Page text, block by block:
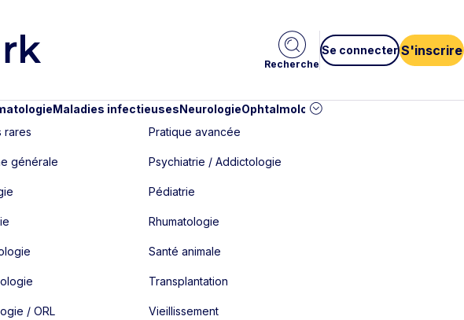
Recherche
Se connecter S'inscrire
Maladies infectieusesNeurologieOphtalmologie
rares
générale
/ ORL
Pratique avancée
Psychiatrie / Addictologie
Pédiatrie
Rhumatologie
Santé animale
Transplantation
Vieillissement